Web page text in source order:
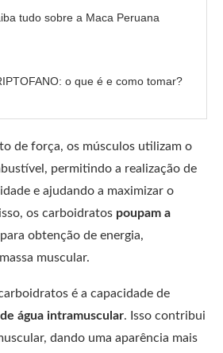
tudo sobre a Maca Peruana
o que é e como tomar?
de força, os músculos utilizam o
permitindo a realização de
e ajudando a maximizar o
os carboidratos poupam a
para obtenção de energia,
muscular.
é a capacidade de
água intramuscular. Isso contribui
dando uma aparência mais